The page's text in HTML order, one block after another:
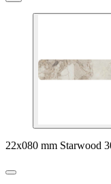
22x080 mm Starwood